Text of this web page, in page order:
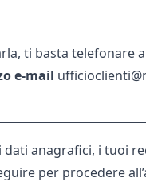
ti basta telefonare
e-mail
anagrafici, i tuoi
per procedere